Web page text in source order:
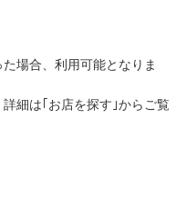
場合、利用可能となりま
細は｢お店を探す｣からご覧